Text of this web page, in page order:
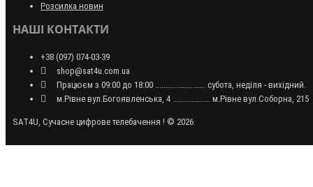
Розсилка новин
НАШІ КОНТАКТИ
+38 (097) 074-03-39
shop@sat4u.com.ua
Працюєм з 09:00 до 18:00 ........................ субота, неділя - вихідний.
м.Рівне вул.Богоявленська, 4 .................. м.Рівне вул.Соборна, 215
SAT4U, Сучасне цифрове телебачення ! © 2026